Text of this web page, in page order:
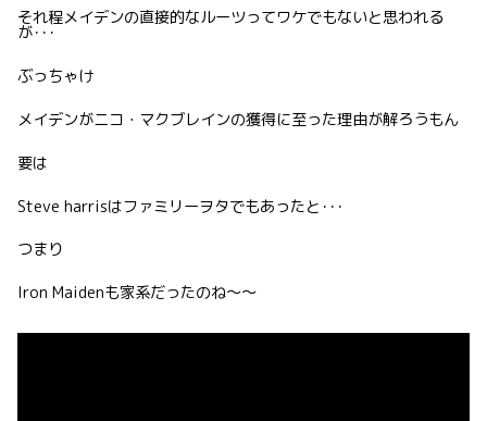
それ程メイデンの直接的なルーツってワケでもないと思われる
が･･･
ぶっちゃけ
メイデンがニコ・マクブレインの獲得に至った理由が解ろうもん
要は
Steve harrisはファミリーヲタでもあったと･･･
つまり
Iron Maidenも家系だったのね〜〜